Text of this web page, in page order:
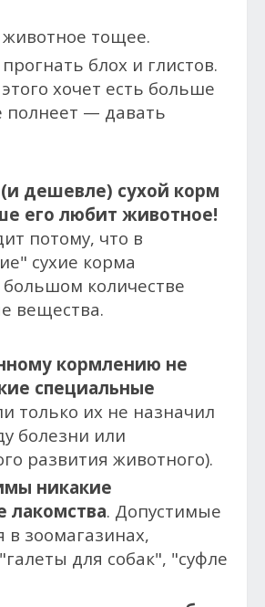
тощее.
блох и глистов.
хочет есть больше
полнеет — давать
дешевле) сухой корм
его любит животное!
потому, что в
сухие корма
количестве
вещества.
кормлению не
специальные
только их не назначил
болезни или
развития животного).
никакие
лакомства. Допустимые
зоомагазинах,
для собак", "суфле